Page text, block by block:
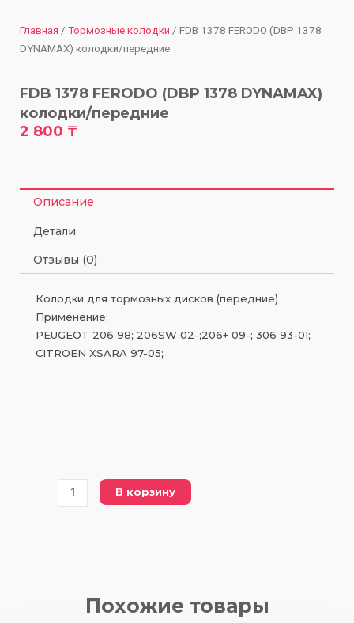
Главная / Тормозные колодки / FDB 1378 FERODO (DBP 1378
DYNAMAX) колодки/передние
FDB 1378 FERODO (DBP 1378 DYNAMAX)
колодки/передние
2 800 ₸
Описание
Детали
Отзывы (0)
Колодки для тормозных дисков (передние)
Применение:
PEUGEOT 206 98; 206SW 02-;206+ 09-; 306 93-01;
CITROEN XSARA 97-05;
Количество
товара
DYNAMAX)
В корзину
Похожие товары